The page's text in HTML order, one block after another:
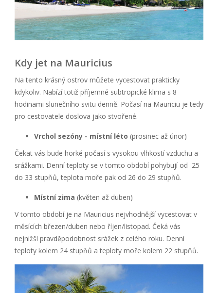
Kdy jet na Mauricius
Na tento krásný ostrov můžete vycestovat prakticky
kdykoliv. Nabízí totiž příjemné subtropické klima s 8
hodinami slunečního svitu denně. Počasí na Mauriciu je tedy
pro cestovatele doslova jako stvořené.
Vrchol sezóny - místní léto (prosinec až únor)
Čekat vás bude horké počasí s vysokou vlhkostí vzduchu a
srážkami. Denní teploty se v tomto období pohybují od 25
do 33 stupňů, teplota moře pak od 26 do 29 stupňů.
Místní zima (květen až duben)
V tomto období je na Mauricius nejvhodnější vycestovat v
měsících březen/duben nebo říjen/listopad. Čeká vás
nejnižší pravděpodobnost srážek z celého roku. Denní
teploty kolem 24 stupňů a teploty moře kolem 22 stupňů.